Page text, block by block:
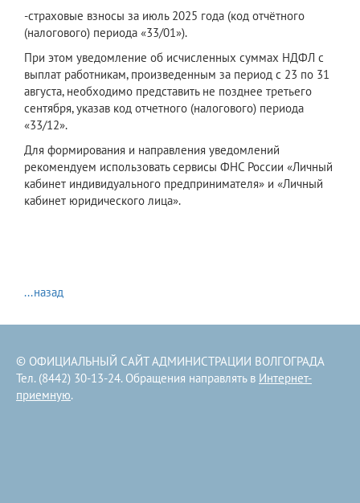
-страховые взносы за июль 2025 года (код отчётного
(налогового) периода «33/01»).
При этом уведомление об исчисленных суммах НДФЛ с
выплат работникам, произведенным за период с 23 по 31
августа, необходимо представить не позднее третьего
сентября, указав код отчетного (налогового) периода
«33/12».
Для формирования и направления уведомлений
рекомендуем использовать сервисы ФНС России «Личный
кабинет индивидуального предпринимателя» и «Личный
кабинет юридического лица».
...назад
© ОФИЦИАЛЬНЫЙ САЙТ АДМИНИСТРАЦИИ ВОЛГОГРАДА
Тел. (8442) 30-13-24. Обращения направлять в Интернет-
приемную.